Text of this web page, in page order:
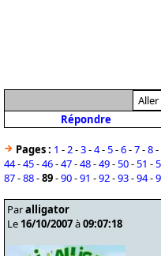
Répondre
Pages : 1 -2-3-4-5-6-7-8-
44-45-46-47-48-49-50-51 -
87-88-89-90-91 -92-93-94-
Paralligator
Le 16/10/2007à09:07:18